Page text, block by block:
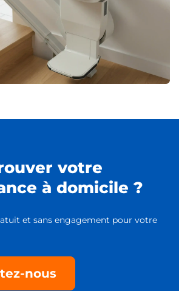
votre
à domicile ?
et sans engagement pour votre
nous